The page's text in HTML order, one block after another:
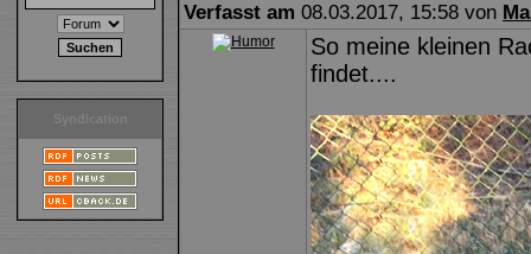
Verfasst am 08.03.2017, 15:58 von
So meine kleinen
findet....